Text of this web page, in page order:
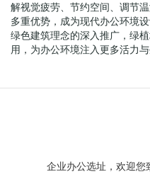
解视觉疲劳、节约空间、调节
多重优势，成为现代办公环境
绿色建筑理念的深入推广，绿
用，为办公环境注入更多活力与
企业办公选址，欢迎您